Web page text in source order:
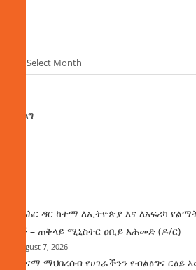
Select Month
ፈልግ
የባሕር ዳር ከተማ ለኢትዮጵያ እና ለአፍሪካ
ነች – ጠቅላይ ሚኒስትር ዐቢይ አሕመድ (ዶ/ር)
August 7, 2026
ጤናማ ማህበረሰብ የሀገራችንን የብልፅግና ርዕይ